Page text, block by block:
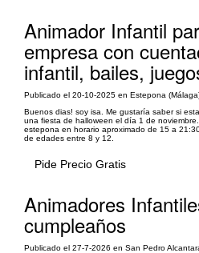
Animador Infantil
empresa con
infantil, bailes,
Publicado el 20-10-2025 en Estepona
Buenos dias! soy isa. Me gustaría saber si
una fiesta de halloween el día 1 de
estepona en horario aproximado de 15 a
de edades entre 8 y 12.
Pide Precio Gratis
Animadores
cumpleaños
Publicado el 27-7-2026 en San Pedro